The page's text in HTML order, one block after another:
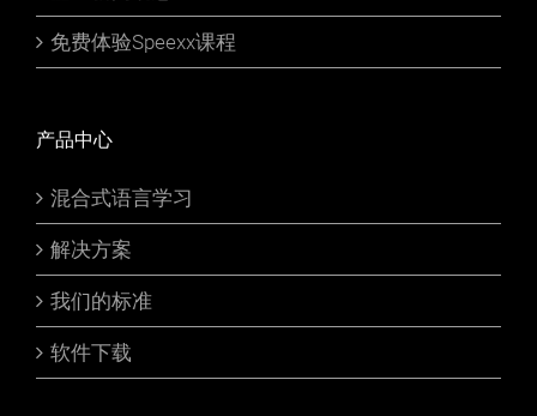
免费体验Speexx课程
产品中心
混合式语言学习
解决方案
我们的标准
软件下载